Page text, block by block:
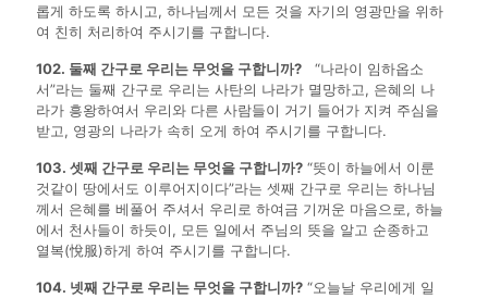
롭게 하도록 하시고, 하나님께서 모든 것을 자기의 영광만을 위하
여 친히 처리하여 주시기를 구합니다.
102. 둘째 간구로 우리는 무엇을 구합니까? “나라이 임하옵소
서”라는 둘째 간구로 우리는 사탄의 나라가 멸망하고, 은혜의 나
라가 흥왕하여서 우리와 다른 사람들이 거기 들어가 지켜 주심을
받고, 영광의 나라가 속히 오게 하여 주시기를 구합니다.
103. 셋째 간구로 우리는 무엇을 구합니까? “뜻이 하늘에서 이룬
것같이 땅에서도 이루어지이다”라는 셋째 간구로 우리는 하나님
께서 은혜를 베풀어 주셔서 우리로 하여금 기꺼운 마음으로, 하늘
에서 천사들이 하듯이, 모든 일에서 주님의 뜻을 알고 순종하고
열복(悅服)하게 하여 주시기를 구합니다.
104. 넷째 간구로 우리는 무엇을 구합니까? “오늘날 우리에게 일